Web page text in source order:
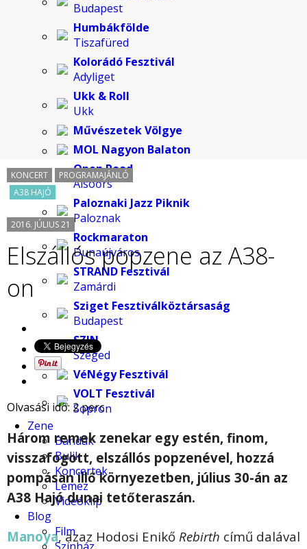
Budapest
Humbákfölde
Tiszafüred
Kolorádó Fesztivál
Adyliget
Ukk & Roll
Ukk
Művészetek Völgye
MOL Nagyon Balaton
Open Road
Alsóőrs
Paloznaki Jazz Piknik
Paloznak
Rockmaraton
Dunaújváros
STRAND Fesztivál
Zamárdi
Sziget Fesztiválköztársaság
Budapest
SZIN
Szeged
VéNégy Fesztivál
VOLT Fesztivál
Sopron
Zene
Bandák
Bulik
Koncertek
Lemez
Videóklip
Blog
Film
KONCERT
PROGRAMAJÁNLÓ
A38 HAJÓ
2016. JÚLIUS 21
Elszállós popzene az A38-
on
Olvasási idő: 2perc
Három remek zenekar egy estén, finom,
visszafogott, elszállós popzenével, hozzá
pompásan illő környezetben, július 30-án az
A38 Hajó dunai tetőteraszán.
Manoya, azaz Hodosi Enikő Rebirth című dalával